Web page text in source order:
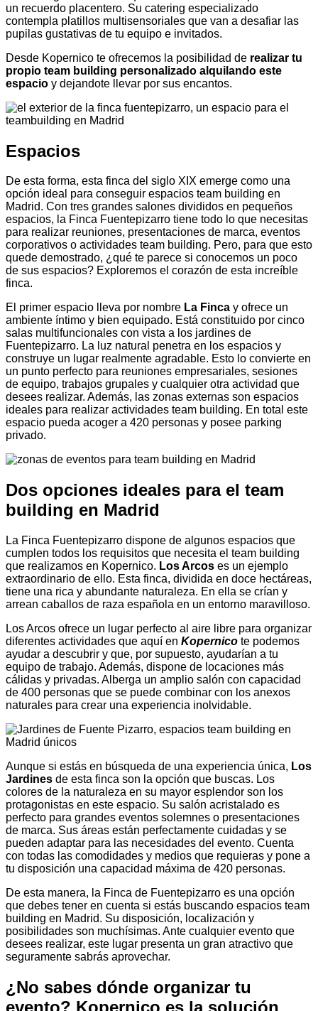
un recuerdo placentero. Su catering especializado
contempla platillos multisensoriales que van a desafiar las
pupilas gustativas de tu equipo e invitados.
Desde Kopernico te ofrecemos la posibilidad de realizar tu
propio team building personalizado alquilando este
espacio y dejandote llevar por sus encantos.
Espacios
De esta forma, esta finca del siglo XIX emerge como una
opción ideal para conseguir espacios team building en
Madrid. Con tres grandes salones divididos en pequeños
espacios, la Finca Fuentepizarro tiene todo lo que necesitas
para realizar reuniones, presentaciones de marca, eventos
corporativos o actividades team building. Pero, para que esto
quede demostrado, ¿qué te parece si conocemos un poco
de sus espacios? Exploremos el corazón de esta increíble
finca.
El primer espacio lleva por nombre La Finca y ofrece un
ambiente íntimo y bien equipado. Está constituido por cinco
salas multifuncionales con vista a los jardines de
Fuentepizarro. La luz natural penetra en los espacios y
construye un lugar realmente agradable. Esto lo convierte en
un punto perfecto para reuniones empresariales, sesiones
de equipo, trabajos grupales y cualquier otra actividad que
desees realizar. Además, las zonas externas son espacios
ideales para realizar actividades team building. En total este
espacio pueda acoger a 420 personas y posee parking
privado.
Dos opciones ideales para el team
building en Madrid
La Finca Fuentepizarro dispone de algunos espacios que
cumplen todos los requisitos que necesita el team building
que realizamos en Kopernico. Los Arcos es un ejemplo
extraordinario de ello. Esta finca, dividida en doce hectáreas,
tiene una rica y abundante naturaleza. En ella se crían y
arrean caballos de raza española en un entorno maravilloso.
Los Arcos ofrece un lugar perfecto al aire libre para organizar
diferentes actividades que aquí en Kopernico te podemos
ayudar a descubrir y que, por supuesto, ayudarían a tu
equipo de trabajo. Además, dispone de locaciones más
cálidas y privadas. Alberga un amplio salón con capacidad
de 400 personas que se puede combinar con los anexos
naturales para crear una experiencia inolvidable.
Aunque si estás en búsqueda de una experiencia única, Los
Jardines de esta finca son la opción que buscas. Los
colores de la naturaleza en su mayor esplendor son los
protagonistas en este espacio. Su salón acristalado es
perfecto para grandes eventos solemnes o presentaciones
de marca. Sus áreas están perfectamente cuidadas y se
pueden adaptar para las necesidades del evento. Cuenta
con todas las comodidades y medios que requieras y pone a
tu disposición una capacidad máxima de 420 personas.
De esta manera, la Finca de Fuentepizarro es una opción
que debes tener en cuenta si estás buscando espacios team
building en Madrid. Su disposición, localización y
posibilidades son muchísimas. Ante cualquier evento que
desees realizar, este lugar presenta un gran atractivo que
seguramente sabrás aprovechar.
¿No sabes dónde organizar tu